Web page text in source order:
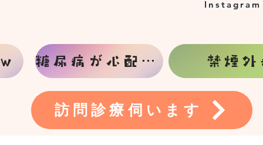
Instagram
糖尿病が心配な方 禁煙外
訪問診療伺います